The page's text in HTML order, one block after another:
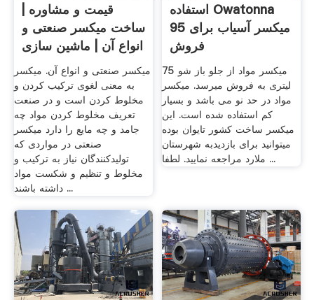
قیمت و مشاوره |
ساخت میکسر صنعتی و
انواع آن | ماشین سازی
چمران
میکسر صنعتی و انواع آن. میکسر
به معنی لغوی ترکیب کردن و
مخلوط کردن است و در صنعت
تعریف مخلوط کردن مواد چه
جامد و چه مایع را دارد میکسر
صنعتی در مواردی که
تولیدکنندگان نیاز به ترکیب و
مخلوط و تنظیم و شکست مواد
داشته باشند ...
استفاده Owatonna
95 میکسر آسیاب برای
فروش
میکسر مواد از جلو باز شو 75
لیتری به فروش میرسد. میکسر
مواد در حد نو می باشد و بسیار
کم استفاده شده است. این
میکسر ساخت کشور تایوان بوده
میتوانید برای بازدیدبه شهرستان
ملارد مراجعه نمایید. لطفا ...